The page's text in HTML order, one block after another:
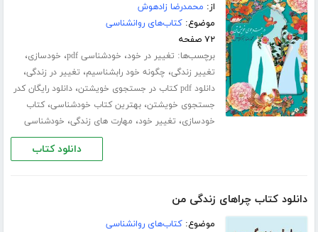
از: محمدرضا زادهوش
موضوع:کتاب‌های روانشناسی
۷۲ صفحه
برچسب‌ها: تغییر در خود، خودشناسی pdf ، خودسازی،
تغییر زندگی، چگونه خود رابشناسیم، تغییر در زندگی،
دانلود pdf کتاب در جستجوی خویشتن ،دانلود رایگان کدر
جستجوی خویشتن،بهترین کتاب خودشناسی،کتاب
خودسازی، تغییر خود، مهارت های زندگی، خودشناسی
دانلود کتاب
دانلود کتاب چراهای زندگی من
موضوع:کتاب‌های روانشناسی